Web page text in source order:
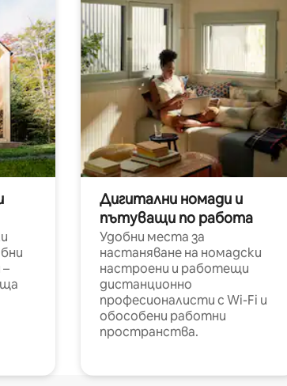
Дигитални номади и
пътуващи по работа
Удобни места за
настаняване на номадски
настроени и работещи
дистанционно
професионалисти с Wi-Fi и
обособени работни
пространства.